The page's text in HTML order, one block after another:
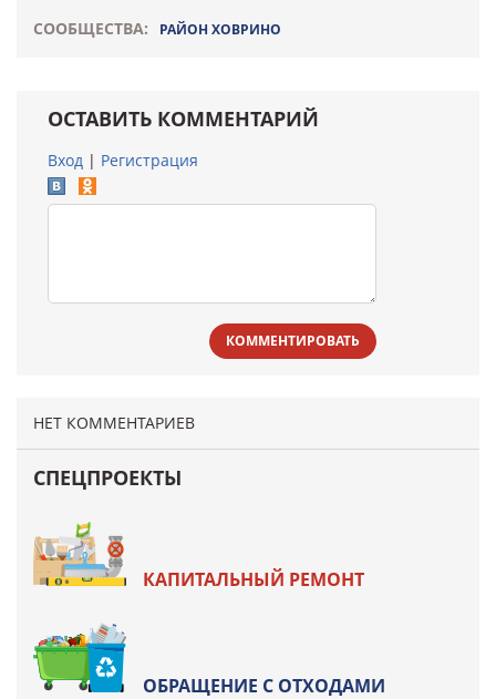
СООБЩЕСТВА: РАЙОН ХОВРИНО
ОСТАВИТЬ КОММЕНТАРИЙ
Вход | Регистрация
КОММЕНТИРОВАТЬ
НЕТ КОММЕНТАРИЕВ
СПЕЦПРОЕКТЫ
КАПИТАЛЬНЫЙ РЕМОНТ
ОБРАЩЕНИЕ С ОТХОДАМИ